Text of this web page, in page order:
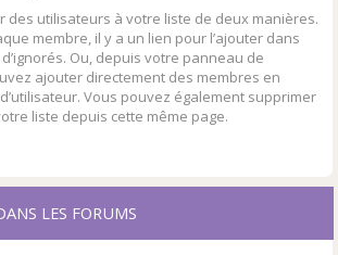
des utilisateurs à votre liste de deux manières.
membre, il y a un lien pour l’ajouter dans
Ou, depuis votre panneau de
ajouter directement des membres en
Vous pouvez également supprimer
liste depuis cette même page.
LES FORUMS